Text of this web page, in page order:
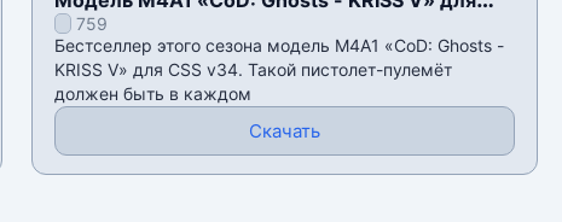
CSS v34
759
Бестселлер этого сезона модель M4A1 «CoD: Ghosts -
KRISS V» для CSS v34. Такой пистолет-пулемёт
должен быть в каждом
Скачать